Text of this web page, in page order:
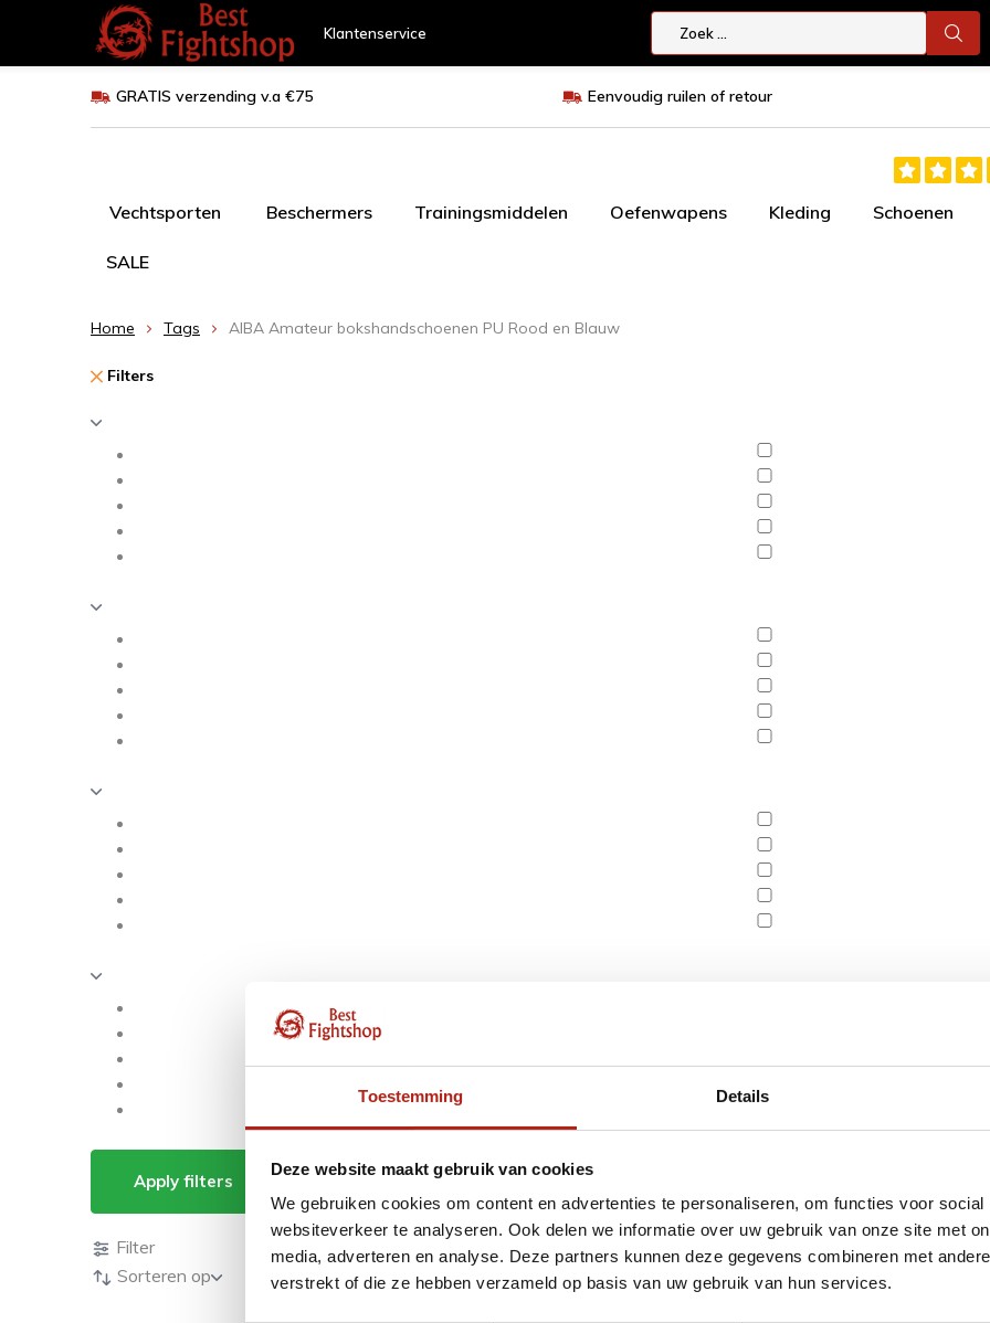
Toestemming Details
Deze website maakt gebruik van cookies
We gebruiken cookies om content en advertenties te personaliseren, om functies voor
websiteverkeer te analyseren. Ook delen we informatie over uw gebruik van onze site met
media, adverteren en analyse. Deze partners kunnen deze gegevens combineren met
verstrekt of die ze hebben verzameld op basis van uw gebruik van hun services.
Klantenservice
GRATIS verzending v.a €75 Eenvoudig ruilen of retour
Vechtsporten Beschermers Trainingsmiddelen Oefenwapens Kleding Schoenen
SALE
Home Tags AIBA Amateur bokshandschoenen PU Rood en Blauw
Filters
Apply filters Producten getagd met AIBA Amateur bokshandschoenen PU Rood
Producten
Filter
Sorteren op